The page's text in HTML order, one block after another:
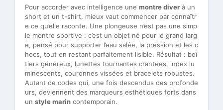
Pour accorder avec intelligence une montre diver à un
short et un t-shirt, mieux vaut commencer par connaîtr
e ce qu’elle raconte. Une plongeuse n’est pas une simp
le montre sportive : c’est un objet né pour le grand larg
e, pensé pour supporter l’eau salée, la pression et les c
hocs, tout en restant parfaitement lisible. Résultat : boî
tiers généreux, lunettes tournantes crantées, index lu
minescents, couronnes vissées et bracelets robustes.
Autant de codes qui, une fois descendus des profonde
urs, deviennent des marqueurs esthétiques forts dans
un style marin contemporain.